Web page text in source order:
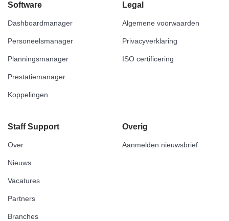
Software
Dashboardmanager
Personeelsmanager
Planningsmanager
Prestatiemanager
Koppelingen
Legal
Algemene voorwaarden
Privacyverklaring
ISO certificering
Staff Support
Over
Nieuws
Vacatures
Partners
Branches
Overig
Aanmelden nieuwsbrief